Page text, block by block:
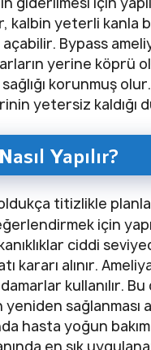
kalbin yeterli kanla
Bypass
yerine köprü
korunmuş
yetersiz kaldığı
Yapılır?
titizlikle
için
ciddi
kararı alınır.
kullanılır.
yeniden
hasta yoğun